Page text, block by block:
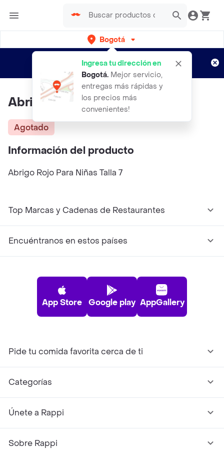
Bogotá
Ingresa tu dirección en
Bogotá. Mejor servicio,
entregas más rápidas y
los precios más
convenientes!
envíos gratis por semanas
Aplican TyC
Abrigo Rojo Para Niñas Talla 7
Agotado
Información del producto
Abrigo Rojo Para Niñas Talla 7
Top Marcas y Cadenas de Restaurantes
Encuéntranos en estos países
App Store Google play AppGallery
Pide tu comida favorita cerca de ti
Categorías
Únete a Rappi
Sobre Rappi